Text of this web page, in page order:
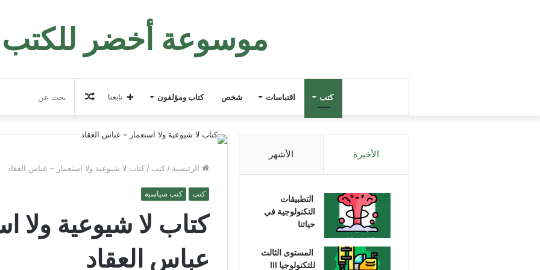
موسوعة أخضر للكتب
كتب اقتباسات شخص كتاب ومؤلفون مقال
عشوائي
تابعنا
الرئيسية / كتب / كتاب لا شيوعية ولا استعمار – عباس العقاد
كتب كتب سياسية
كتاب لا شيوعية ولا
عباس العقاد
الأخيرة الأشهر
التطبيقات
التكنولوجية في
حياتنا
المستوى الثالث
للتكنولوجيا III